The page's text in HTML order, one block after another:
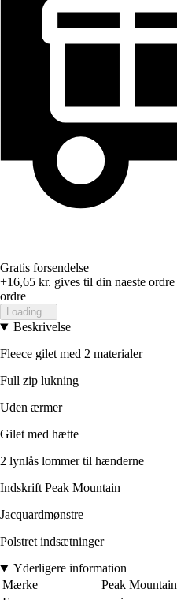
Gratis forsendelse
+16,65 kr. gives til din naeste ordre
ordre
Loading...
Beskrivelse
Fleece gilet med 2 materialer
Full zip lukning
Uden ærmer
Gilet med hætte
2 lynlås lommer til hænderne
Indskrift Peak Mountain
Jacquardmønstre
Polstret indsætninger
Yderligere information
Mærke
Peak Mountain